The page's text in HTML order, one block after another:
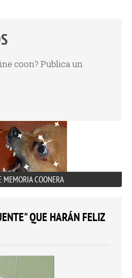
coon? Publica un
MEMORIA COONERA
QUE HARÁN FELIZ